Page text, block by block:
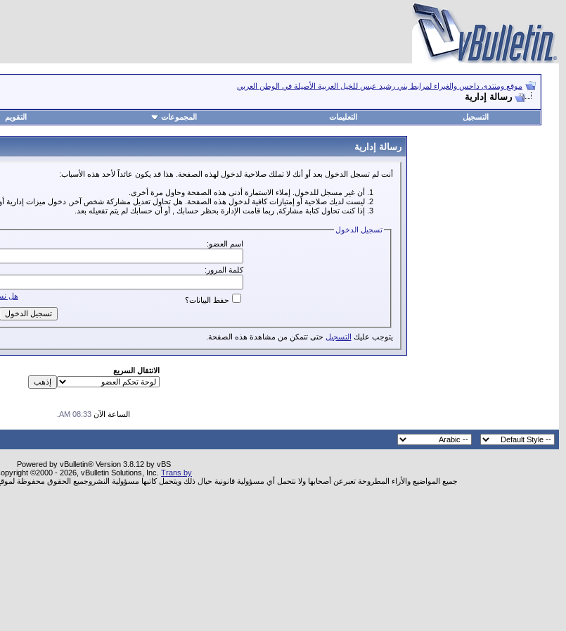
موقع ومنتدى داحس والغبراء لمرابط بني رشيد عبس للخيل العربية الأصيلة في الوطن العربي
رسالة إدارية
التسجيل التعليمات المجموعات التقويم
رسالة إدارية
أنت لم تسجل الدخول بعد أو أنك لا تملك صلاحية لدخول لهذه الصفحة. هذا قد يكون عائداً لأحد هذه الأسباب:
أن غير مسجل للدخول. إملاء الاستمارة أدنى هذه الصفحة وحاول مرة أخرى.
ليست لديك صلاحية أو إمتيازات كافية لدخول هذه الصفحة. هل تحاول تعديل مشاركة شخص آخر, دخول ميزات إدارية
إذا كنت تحاول كتابة مشاركة, ربما قامت الإدارة بحظر حسابك , أو أن حسابك لم يتم تفعيله بعد.
تسجيل الدخول
اسم العضو:
كلمة المرور:
هل حفظ البيانات؟
يتوجب عليك التسجيل حتى تتمكن من مشاهدة هذه الصفحة.
الانتقال السريع
الساعة الآن 08:33 AM
Powered by vBulletin® Version 3.8.12 by vBS
©2000 - 2026, vBulletin Solutions, Inc. Trans by
جميع المواضيع والأراء المطروحة تعبرعن أصحابها ولا نتحمل أي مسؤولية قانونية حيال ذلك ويتحمل كاتبها مسؤولية النشروجميع الحقوق محفوظة